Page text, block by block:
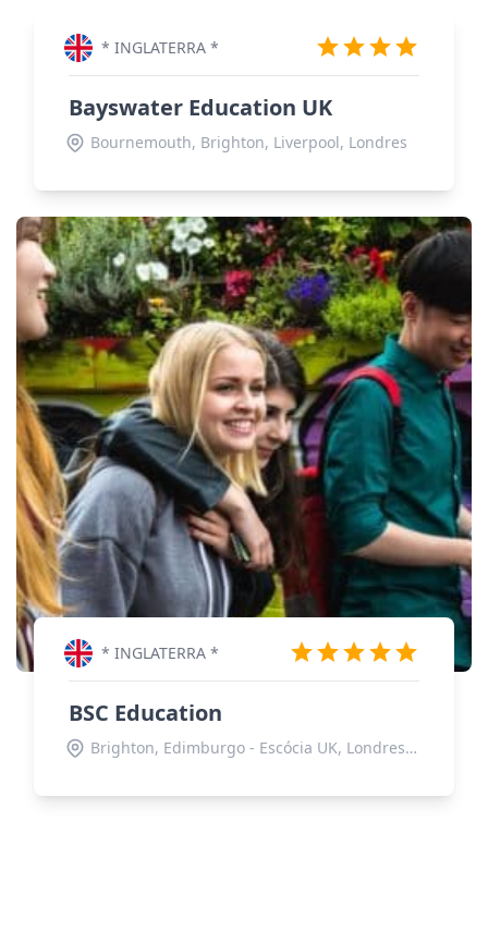
* INGLATERRA *
Bayswater Education UK
Bournemouth, Brighton, Liverpool, Londres
* INGLATERRA *
BSC Education
Brighton, Edimburgo - Escócia UK, Londres, Manchester, York